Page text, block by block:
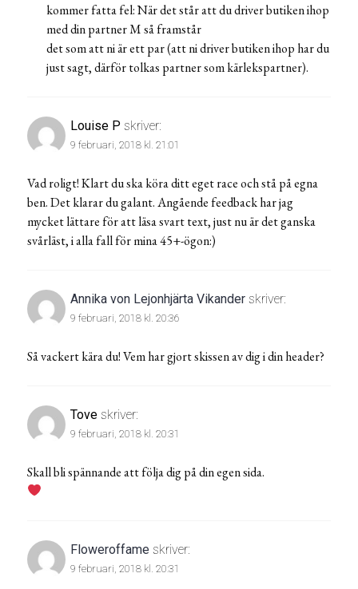
kommer fatta fel: När det står att du driver butiken ihop
med din partner M så framstår
det som att ni är ett par (att ni driver butiken ihop har du
just sagt, därför tolkas partner som kärlekspartner).
Louise P skriver:
9 februari, 2018 kl. 21:01
Vad roligt! Klart du ska köra ditt eget race och stå på egna
ben. Det klarar du galant. Angående feedback har jag
mycket lättare för att läsa svart text, just nu är det ganska
svårläst, i alla fall för mina 45+-ögon:)
Annika von Lejonhjärta Vikander skriver:
9 februari, 2018 kl. 20:36
Så vackert kära du! Vem har gjort skissen av dig i din header?
Tove skriver:
9 februari, 2018 kl. 20:31
Skall bli spännande att följa dig på din egen sida.
Floweroffame skriver:
9 februari, 2018 kl. 20:31